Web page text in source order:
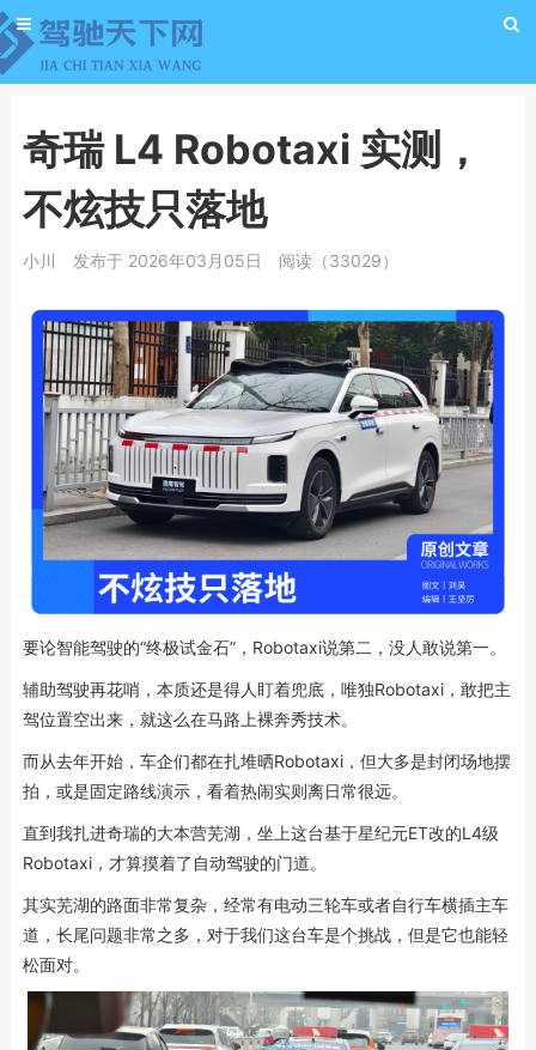
奇瑞 L4 Robotaxi 实测，
不炫技只落地
小川 发布于 2026年03月05日 阅读（33029）
要论智能驾驶的“终极试金石”，Robotaxi说第二，没人敢说第一。
辅助驾驶再花哨，本质还是得人盯着兜底，唯独Robotaxi，敢把主
驾位置空出来，就这么在马路上裸奔秀技术。
而从去年开始，车企们都在扎堆晒Robotaxi，但大多是封闭场地摆
拍，或是固定路线演示，看着热闹实则离日常很远。
直到我扎进奇瑞的大本营芜湖，坐上这台基于星纪元ET改的L4级
Robotaxi，才算摸着了自动驾驶的门道。
其实芜湖的路面非常复杂，经常有电动三轮车或者自行车横插主车
道，长尾问题非常之多，对于我们这台车是个挑战，但是它也能轻
松面对。